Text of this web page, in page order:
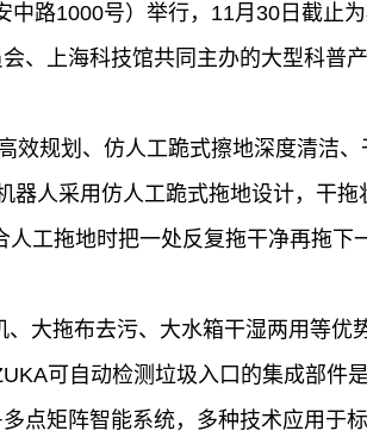
路1000号）举行，11月30日截止
、上海科技馆共同主办的大型科普
效规划、仿人工跪式擦地深度清洁、
器人采用仿人工跪式拖地设计，干拖
工拖地时把一处反复拖干净再拖下
大拖布去污、大水箱干湿两用等优
可自动检测垃圾入口的集成部件
点矩阵智能系统，多种技术应用于